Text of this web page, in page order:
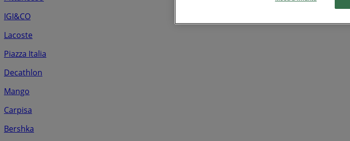
IGI&CO
Lacoste
Piazza Italia
Decathlon
Mango
Carpisa
Bershka